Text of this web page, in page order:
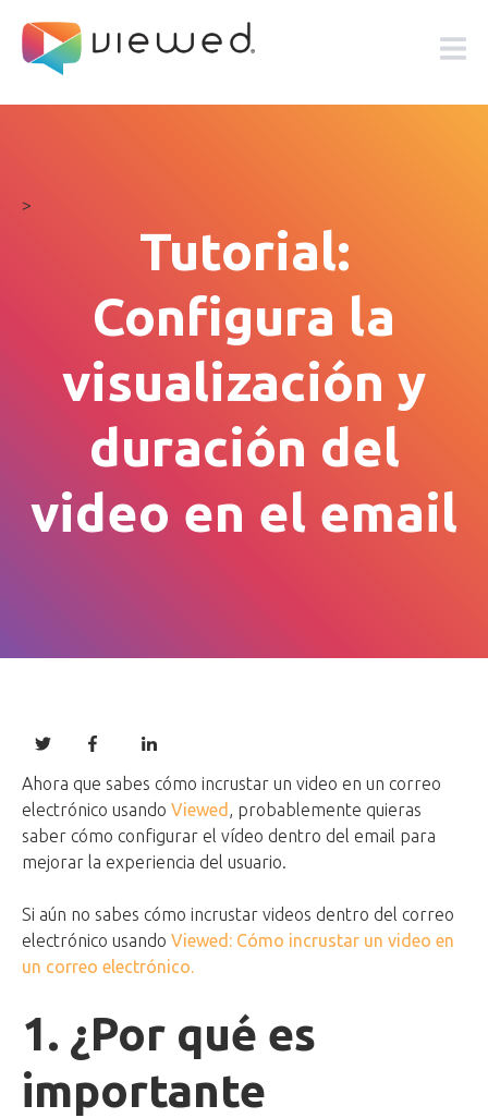
>
Tutorial:
Configura la
visualización y
duración del
video en el email
Ahora que sabes cómo incrustar un video en un correo
electrónico usando Viewed , probablemente quieras
saber cómo configurar el vídeo dentro del email para
mejorar la experiencia del usuario.
Si aún no sabes cómo incrustar videos dentro del correo
electrónico usando Viewed: Cómo incrustar un video en
un correo electrónico.
1. ¿Por qué es
importante